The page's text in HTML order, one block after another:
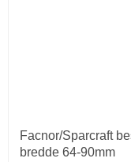
Facnor/Sparcraft
bredde 64-90mm